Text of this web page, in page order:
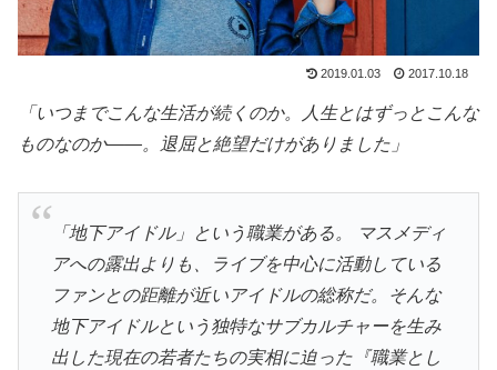
2019.01.03 2017.10.18
「いつまでこんな生活が続くのか。人生とはずっとこんな
ものなのか――。退屈と絶望だけがありました」
「地下アイドル」という職業がある。 マスメディ
アへの露出よりも、ライブを中心に活動している
ファンとの距離が近いアイドルの総称だ。そんな
地下アイドルという独特なサブカルチャーを生み
出した現在の若者たちの実相に迫った『職業とし